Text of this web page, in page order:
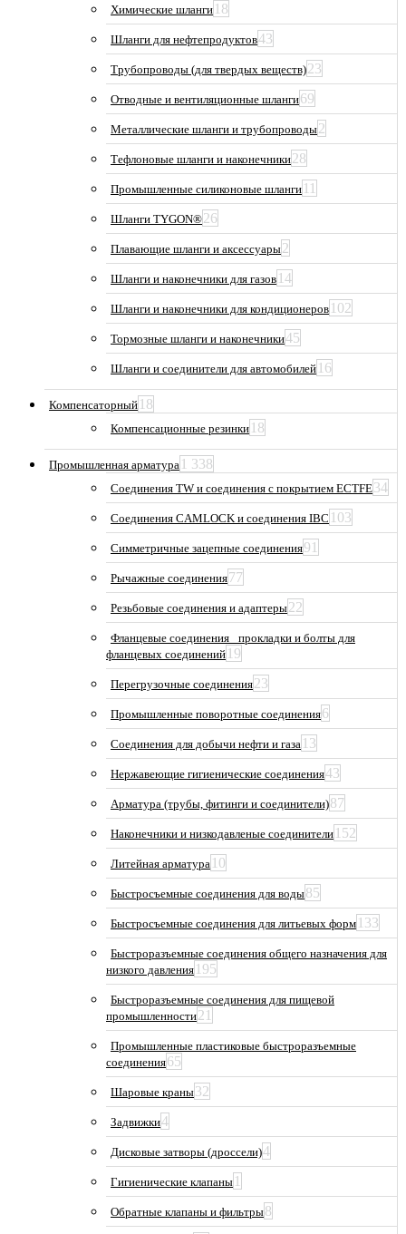
Химические шланги 18
Шланги для нефтепродуктов43
Трубопроводы (для твердых веществ)23
Отводные и вентиляционные шланги69
Металлические шланги и трубопроводы2
Тефлоновые шланги и наконечники28
Промышленные силиконовые шланги 11
Шланги TYGON®26
Плавающие шланги и аксессуары2
Шланги и наконечники для газов 14
Шланги и наконечники для кондиционеров 102
Тормозные шланги и наконечники45
Шланги и соединители для автомобилей 16
Компенсаторный 18
Компенсационные резинки 18
Промышленная арматура 1 338
Соединения TW и соединения с покрытием ECTFE34
Соединения CAMLOCK и соединения IBC 103
Симметричные зацепные соединения91
Рычажные соединения77
Резьбовые соединения и адаптеры22
Фланцевые соединения_ прокладки и болты для
фланцевых соединений 19
Перегрузочные соединения23
Промышленные поворотные соединения6
Соединения для добычи нефти и газа 13
Нержавеющие гигиенические соединения43
Арматура (трубы, фитинги и соединители)87
Наконечники и низкодавленые соединители 152
Литейная арматура 10
Быстросъемные соединения для воды85
Быстросъемные соединения для литьевых форм 133
Быстроразъемные соединения общего назначения для
низкого давления 195
Быстроразъемные соединения для пищевой
промышленности21
Промышленные пластиковые быстроразъемные
соединения65
Шаровые краны32
Задвижки4
Дисковые затворы (дроссели)4
Гигиенические клапаны 1
Обратные клапаны и фильтры8